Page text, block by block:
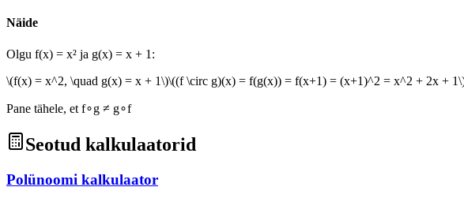
Näide
Olgu f(x) = x² ja g(x) = x + 1:
\(f(x) = x^2, \quad g(x) = x + 1\)\((f \circ g)(x) = f(g(x)) = f(x+1) = (x+1)^2 = x^2 + 2x +
Pane tähele, et f∘g ≠ g∘f
Seotud kalkulaatorid
Polünoomi kalkulaator